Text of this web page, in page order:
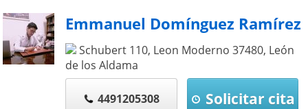
Emmanuel Domínguez Ramírez
Schubert 110, Leon Moderno 37480, León
de los Aldama
4491205308 Solicitar cita